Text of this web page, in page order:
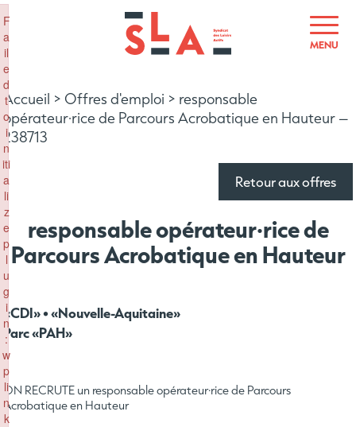
MENU
Accueil > Offres d'emploi > responsable
opérateur·rice de Parcours Acrobatique en Hauteur –
238713
responsable opérateur·rice de
Parcours Acrobatique en Hauteur
Retour aux offres
«CDI» • «Nouvelle-Aquitaine»
Parc «PAH»
ON RECRUTE un responsable opérateur·rice de Parcours
Acrobatique en Hauteur
F
a
il
e
d
t
o
i
n
iti
a
li
z
e
p
l
u
g
i
n
:
w
p
li
n
k